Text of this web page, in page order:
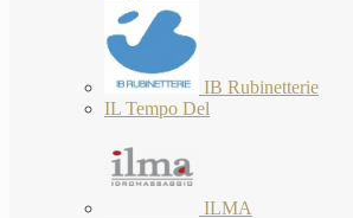
IB Rubinetterie
IL Tempo Del
ILMA